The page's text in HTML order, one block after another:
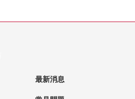
最新消息